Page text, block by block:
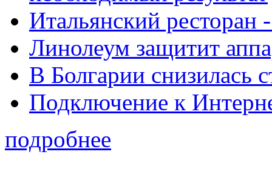
Итальянский
Линолеум защитит
В Болгарии снизилась
Подключение к
подробнее